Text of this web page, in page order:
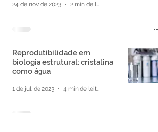
24 de nov. de 2023 2 min de leitura
Reprodutibilidade em
biologia estrutural: cristalina
como água
1 de jul. de 2023 4 min de leitura